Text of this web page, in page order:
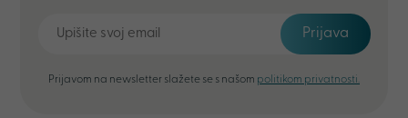
Prijava
Prijavom na newsletter slažete se s našom politikom privatnosti.